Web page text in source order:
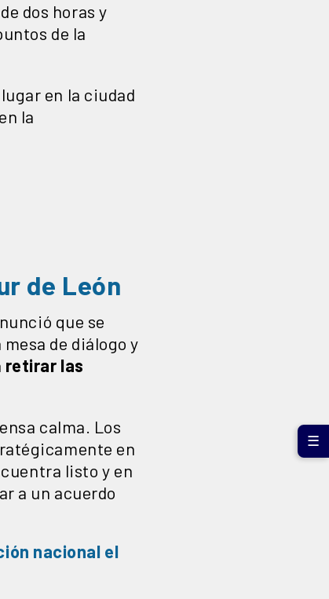
de dos horas y
de la
en la ciudad
la
de León
que se
de diálogo y
retirar las
calma. Los
en
listo y en
a un acuerdo
nacional el
☰